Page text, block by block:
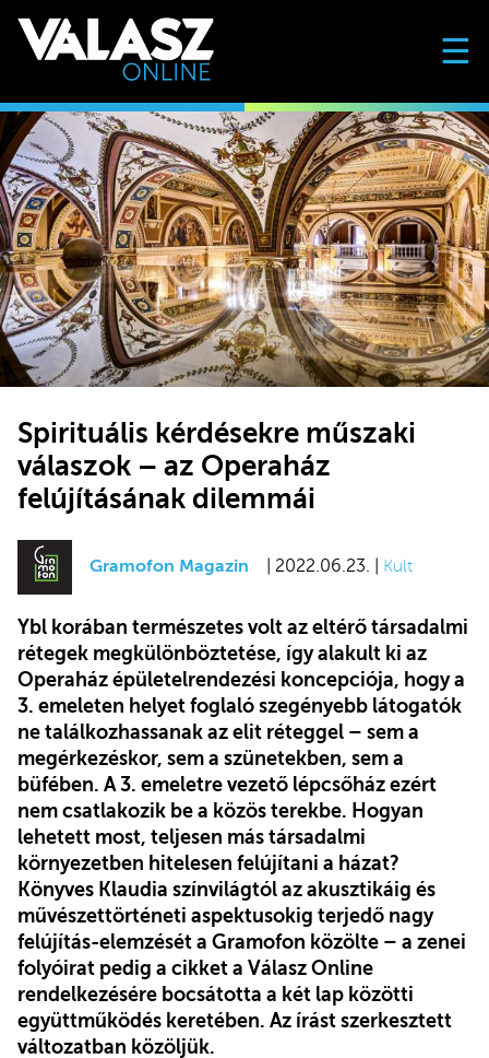
☰
Spirituális kérdésekre műszaki
válaszok – az Operaház
felújításának dilemmái
Gramofon Magazin | 2022.06.23. | Kult
Ybl korában természetes volt az eltérő társadalmi
rétegek megkülönböztetése, így alakult ki az
Operaház épületelrendezési koncepciója, hogy a
3. emeleten helyet foglaló szegényebb látogatók
ne találkozhassanak az elit réteggel – sem a
megérkezéskor, sem a szünetekben, sem a
büfében. A 3. emeletre vezető lépcsőház ezért
nem csatlakozik be a közös terekbe. Hogyan
lehetett most, teljesen más társadalmi
környezetben hitelesen felújítani a házat?
Könyves Klaudia színvilágtól az akusztikáig és
művészettörténeti aspektusokig terjedő nagy
felújítás-elemzését a Gramofon közölte – a zenei
folyóirat pedig a cikket a Válasz Online
rendelkezésére bocsátotta a két lap közötti
együttműködés keretében. Az írást szerkesztett
változatban közöljük.